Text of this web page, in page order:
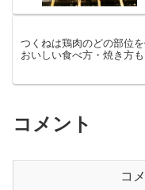
つくねは鶏肉のどの部位
おいしい食べ方・焼き方も
コメント
コ